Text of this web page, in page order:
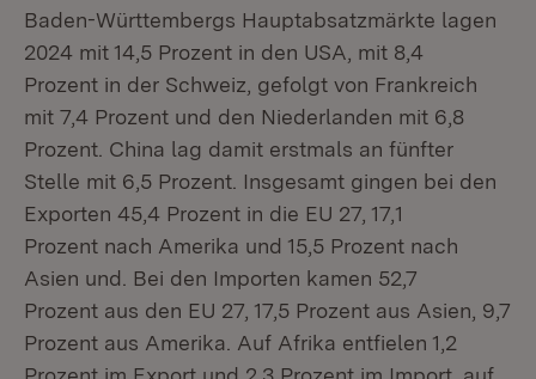
Baden-Württembergs Hauptabsatzmärkte lagen
2024 mit 14,5 Prozent in den USA, mit 8,4
Prozent in der Schweiz, gefolgt von Frankreich
mit 7,4 Prozent und den Niederlanden mit 6,8
Prozent. China lag damit erstmals an fünfter
Stelle mit 6,5 Prozent. Insgesamt gingen bei den
Exporten 45,4 Prozent in die EU 27, 17,1
Prozent nach Amerika und 15,5 Prozent nach
Asien und. Bei den Importen kamen 52,7
Prozent aus den EU 27, 17,5 Prozent aus Asien, 9,7
Prozent aus Amerika. Auf Afrika entfielen 1,2